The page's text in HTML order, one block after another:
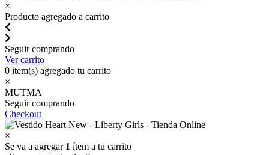
×
Producto agregado a carrito
Seguir comprando
Ver carrito
0 item(s) agregado tu carrito
×
MUTMA
Seguir comprando
Checkout
×
Se va a agregar 1 ítem a tu carrito